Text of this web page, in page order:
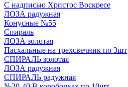
С надписью Христос Воскресе
ЛОЗА радужная
Конусные №55
Спираль
ЛОЗА золотая
Пасхальные на трехсвечник по 3шт
СПИРАЛЬ золотая
ЛОЗА радужная
СПИРАЛЬ радужная